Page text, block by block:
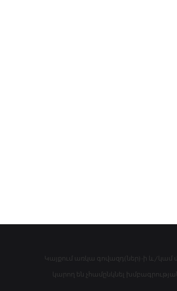
Կայքում առկա գովազդ(ներ)-ի և/կամ
կարող են չհամընկնել